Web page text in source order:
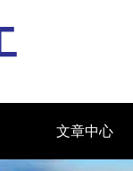
文章中心